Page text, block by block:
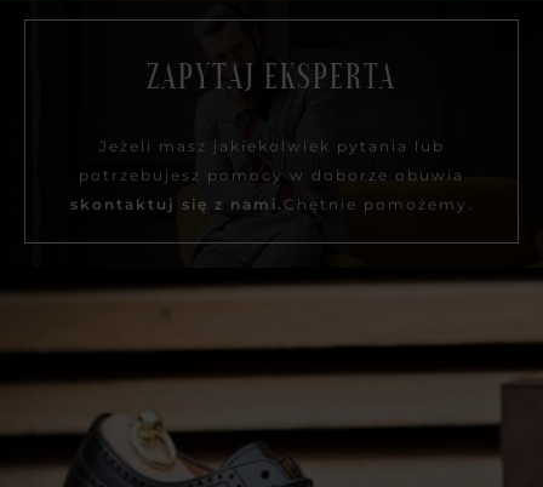
ZAPYTAJ EKSPERTA
Jeżeli masz jakiekolwiek pytania lub
potrzebujesz pomocy w doborze obuwia
skontaktuj się z nami. Chętnie pomożemy.